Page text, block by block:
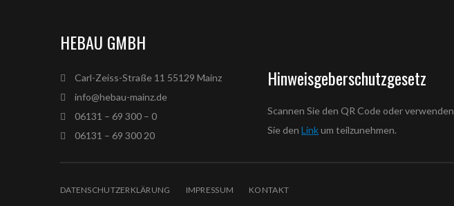
HEBAU GMBH
Carl-Zeiss-Straße 11 55129 Mainz
info@hebau-mainz.de
06131 – 69 300 – 0
06131 – 69 300 20
Hinweisgeberschutzgesetz
Scannen Sie den QR Code oder verwenden
Sie den Linkum teilzunehmen.
DATENSCHUTZERKLÄRUNG IMPRESSUM KONTAKT